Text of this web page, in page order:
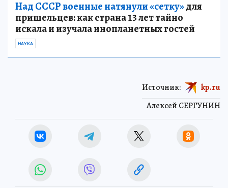
Над СССР военные натянули «сетку»для
пришельцев: как страна 13 лет тайно
искала и изучала инопланетных гостей
НАУКА
Алексей СЕРГУНИН
Источник: kp.ru